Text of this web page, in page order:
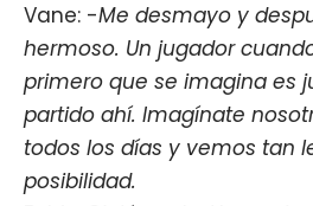
Vane: -Me desmayo y
hermoso. Un jugador
primero que se imagina es
partido ahí. Imagínate
todos los días y vemos tan
posibilidad.